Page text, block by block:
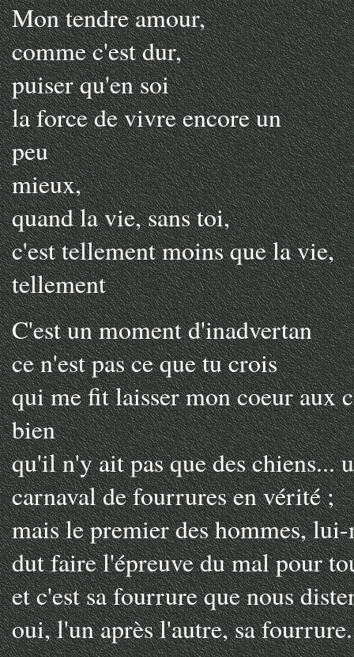
Mon tendre amour,
comme c'est dur,
puiser qu'en soi
la force de vivre encore un
peu
mieux,
quand la vie, sans toi,
c'est tellement moins que la vie,
tellement
C'est un moment d'inadvertan
ce n'est pas ce que tu crois
qui me fit laisser mon coeur aux
bien
qu'il n'y ait pas que des chiens...
carnaval de fourrures en vérité ;
mais le premier des hommes,
dut faire l'épreuve du mal pour
et c'est sa fourrure que nous
oui, l'un après l'autre, sa fourrure.